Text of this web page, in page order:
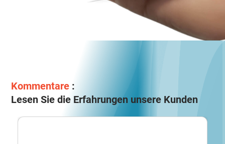
Kommentare :
Lesen Sie die Erfahrungen unsere Kunden